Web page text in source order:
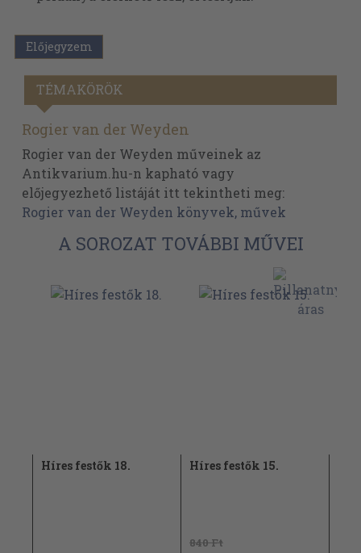
Előjegyzem
TÉMAKÖRÖK
Rogier van der Weyden
Rogier van der Weyden műveinek az
Antikvarium.hu-n kapható vagy
előjegyezhető listáját itt tekintheti meg:
Rogier van der Weyden könyvek, művek
A SOROZAT TOVÁBBI MŰVEI
Híres festők 18. Híres festők 15.
840 Ft